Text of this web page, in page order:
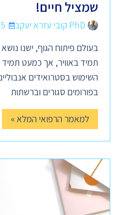
שמציל חיים!
PhD קובי עזרא יעקב
בעולם פיתוח הגוף, ישנו
תמיד באוויר, אך כמעט
השימוש בסטרואידים
בפורומים סגורים וברשתות
למאמר הרפואי המלא »